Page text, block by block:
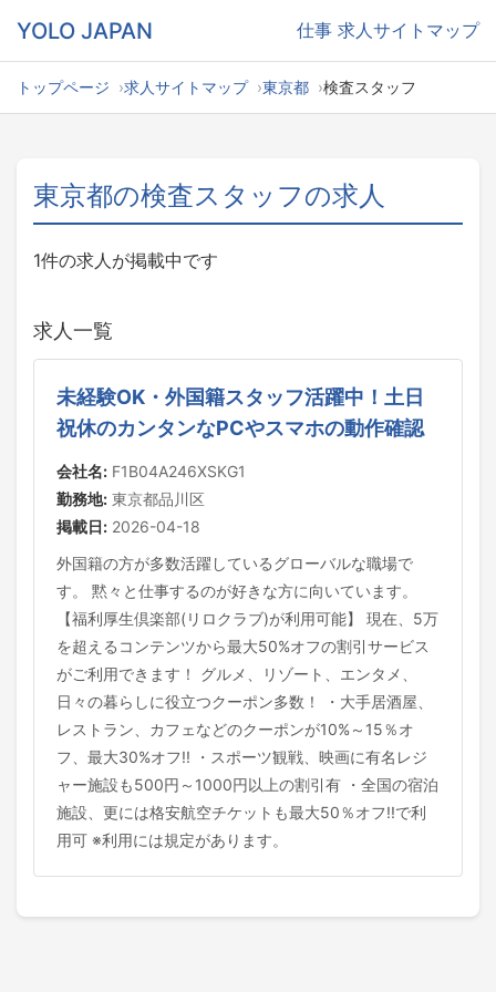
YOLO JAPAN 仕事 求人サイトマップ
トップページ 求人サイトマップ 東京都 検査スタッフ
東京都の検査スタッフの求人
1件の求人が掲載中です
求人一覧
未経験OK・外国籍スタッフ活躍中！土日
祝休のカンタンなPCやスマホの動作確認
会社名: F1B04A246XSKG1
勤務地: 東京都品川区
掲載日: 2026-04-18
外国籍の方が多数活躍しているグローバルな職場で
す。 黙々と仕事するのが好きな方に向いています。
【福利厚生倶楽部(リロクラブ)が利用可能】 現在、5万
を超えるコンテンツから最大50%オフの割引サービス
がご利用できます！ グルメ、リゾート、エンタメ、
日々の暮らしに役立つクーポン多数！ ・大手居酒屋、
レストラン、カフェなどのクーポンが10%～15％オ
フ、最大30%オフ!! ・スポーツ観戦、映画に有名レジ
ャー施設も500円～1000円以上の割引有 ・全国の宿泊
施設、更には格安航空チケットも最大50％オフ!!で利
用可 ※利用には規定があります。